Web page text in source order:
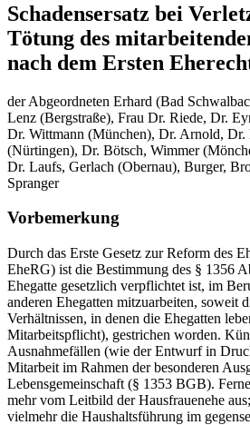
Schadensersatz bei
Tötung des
nach dem Ersten
der Abgeordneten Erhard (Bad
Lenz (Bergstraße), Frau Dr. Riede, Dr.
Dr. Wittmann (München), Dr. Arnold, Dr.
(Nürtingen), Dr. Bötsch, Wimmer
Dr. Laufs, Gerlach (Obernau), Burger,
Spranger
Vorbemerkung
Durch das Erste Gesetz zur Reform des
EheRG) ist die Bestimmung des § 1356
Ehegatte gesetzlich verpflichtet ist, im
anderen Ehegatten mitzuarbeiten, soweit
Verhältnissen, in denen die Ehegatten
Mitarbeitspflicht), gestrichen worden.
Ausnahmefällen (wie der Entwurf in
Mitarbeit im Rahmen der besonderen
Lebensgemeinschaft (§ 1353 BGB).
mehr vom Leitbild der Hausfrauenehe
vielmehr die Haushaltsführung im